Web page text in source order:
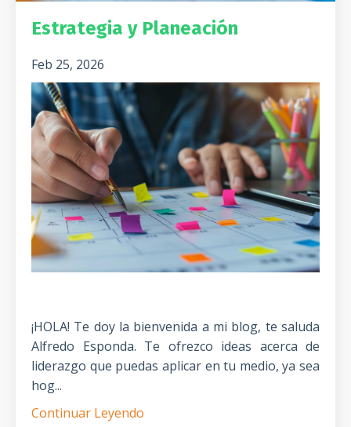
Estrategia y Planeación
Feb 25, 2026
¡HOLA! Te doy la bienvenida a mi blog, te saluda
Alfredo Esponda. Te ofrezco ideas acerca de
liderazgo que puedas aplicar en tu medio, ya sea
hog...
Continuar Leyendo